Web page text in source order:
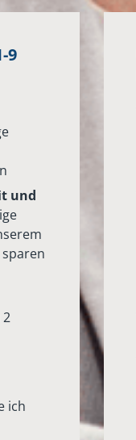
9
und
ich